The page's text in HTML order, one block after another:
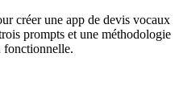
créer une app de devis vocaux
prompts et une méthodologie
fonctionnelle.